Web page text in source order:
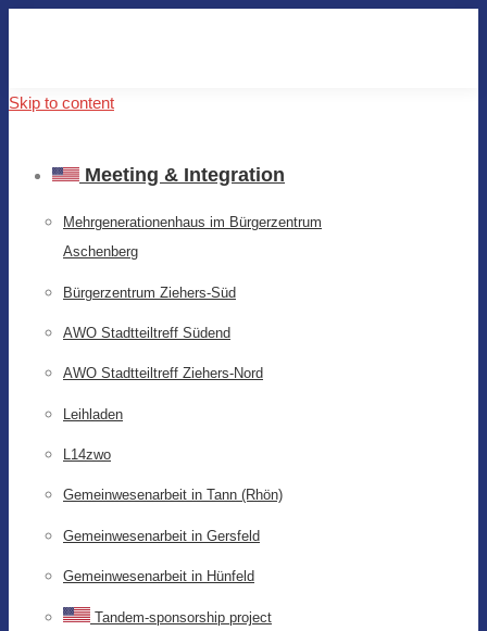
Skip to content
Meeting & Integration
Mehrgenerationenhaus im Bürgerzentrum
Aschenberg
Bürgerzentrum Ziehers-Süd
AWO Stadtteiltreff Südend
AWO Stadtteiltreff Ziehers-Nord
Leihladen
L14zwo
Gemeinwesenarbeit in Tann (Rhön)
Gemeinwesenarbeit in Gersfeld
Gemeinwesenarbeit in Hünfeld
Tandem-sponsorship project